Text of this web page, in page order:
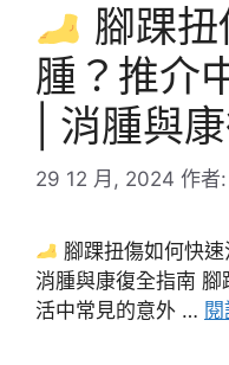
腳踝
腫？推介
| 消腫與
29 12 月, 2024 作者:
腳踝扭傷如何快速
消腫與康復全指南
活中常見的意外 …